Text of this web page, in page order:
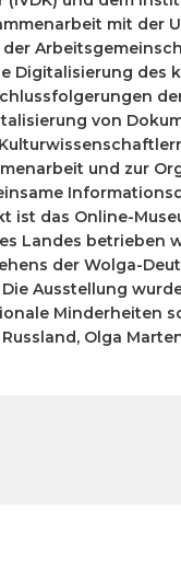
mit der
Digitalisierung
von
und zur
ist das Online-
Landes betrieben
der Wolga-
Ausstellung
Minderheiten
Olga